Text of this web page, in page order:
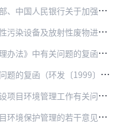
设项目环境影响评价管理工作的通知（环监〔1993〕324号）
口的环境管理的通知（环监〔1995〕38号）
问题的复函（环发〔1999〕82号）
复函（环发〔1999〕154号）
有关问题的通知（环发〔1999〕177号）
理的若干意见（环发〔2001〕4号）